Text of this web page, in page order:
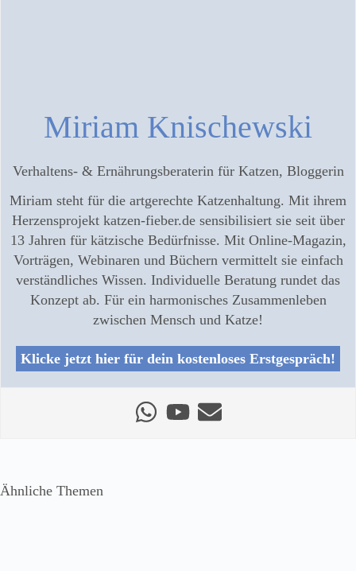
Miriam Knischewski
Verhaltens- & Ernährungsberaterin für Katzen, Bloggerin
Miriam steht für die artgerechte Katzenhaltung. Mit ihrem
Herzensprojekt katzen-fieber.de sensibilisiert sie seit über
13 Jahren für kätzische Bedürfnisse. Mit Online-Magazin,
Vorträgen, Webinaren und Büchern vermittelt sie einfach
verständliches Wissen. Individuelle Beratung rundet das
Konzept ab. Für ein harmonisches Zusammenleben
zwischen Mensch und Katze!
Klicke jetzt hier für dein kostenloses Erstgespräch!
Ähnliche Themen